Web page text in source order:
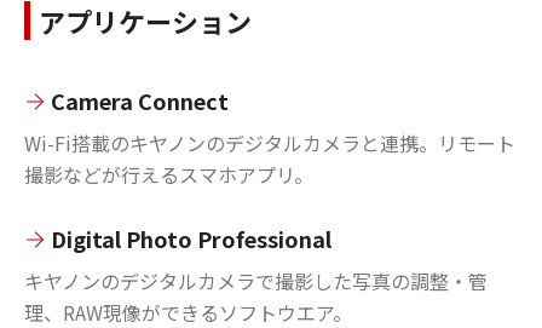
アプリケーション
Camera Connect
Wi-Fi搭載のキヤノンのデジタルカメラと連携。リモート
撮影などが行えるスマホアプリ。
Digital Photo Professional
キヤノンのデジタルカメラで撮影した写真の調整・管
理、RAW現像ができるソフトウエア。